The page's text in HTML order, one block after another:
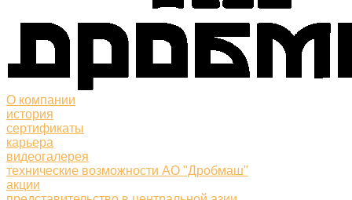
О компании
история
сертификаты
карьера
видеогалерея
технические возможности АО "Дробмаш"
акции